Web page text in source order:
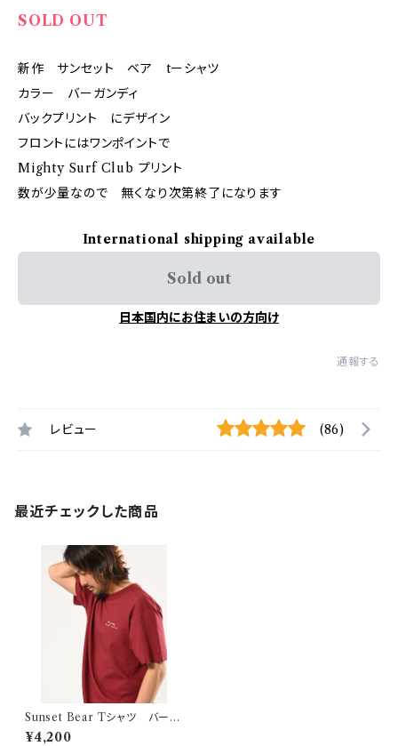
SOLD OUT
新作 サンセット ベア tーシャツ
カラー バーガンディ
バックプリント にデザイン
フロントにはワンポイントで
Mighty Surf Club プリント
数が少量なので 無くなり次第終了になります
International shipping available
Sold out
日本国内にお住まいの方向け
通報する
レビュー (86)
最近チェックした商品
Sunset Bear Tシャツ バーガ
ンディ
¥4,200